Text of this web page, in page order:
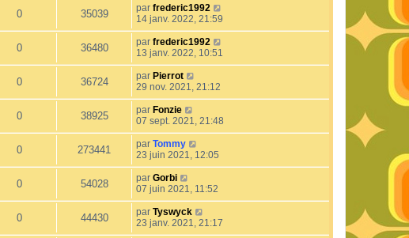
0 35039 par frederic1992
14 janv. 2022, 21:59
0 36480 par frederic1992
13 janv. 2022, 10:51
0 36724 par Pierrot
29 nov. 2021, 21:12
0 38925 par Fonzie
07 sept. 2021, 21:48
0 273441 par Tommy
23 juin 2021, 12:05
0 54028 par Gorbi
07 juin 2021, 11:52
0 44430 par Tyswyck
23 janv. 2021, 21:17